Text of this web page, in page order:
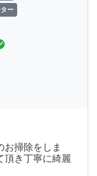
ー
お掃除をしま
頂き丁寧に綺麗